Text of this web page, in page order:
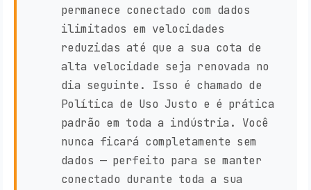
permanece conectado com dados
ilimitados em velocidades
reduzidas até que a sua cota de
alta velocidade seja renovada no
dia seguinte. Isso é chamado de
Política de Uso Justo e é prática
padrão em toda a indústria. Você
nunca ficará completamente sem
dados — perfeito para se manter
conectado durante toda a sua